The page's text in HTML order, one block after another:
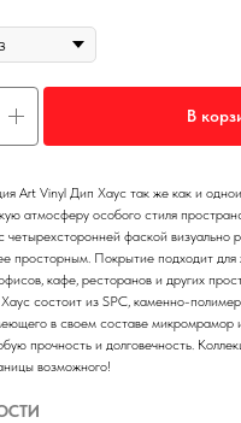
В
Art Vinyl Дип Хаус так же как и
атмосферу особого стиля
четырехсторонней фаской
просторным. Покрытие подходит
кафе, ресторанов и других
состоит из SPC, каменно-
в своем составе микромрамор
прочность и долговечность.
возможного!